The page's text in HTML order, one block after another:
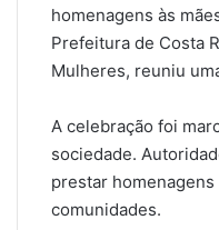
homenagens às
Prefeitura de Costa
Mulheres, reuniu
A celebração foi
sociedade.
prestar
comunidades.